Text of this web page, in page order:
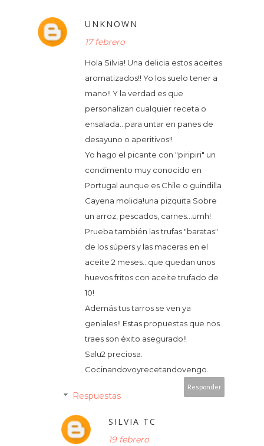
UNKNOWN
17 febrero
Hola Silvia! Una delicia estos aceites
aromatizados!! Yo los suelo tener a
mano!! Y la verdad es que
personalizan cualquier receta o
ensalada...para untar en panes de
desayuno o aperitivos!!
Yo hago el picante con "piripiri" un
condimento muy conocido en
Portugal aunque es Chile o guindilla
Cayena molida!una pizquita Sobre
un arroz, pescados, carnes...umh!
Prueba también las trufas "baratas"
de los súpers y las maceras en el
aceite 2 meses...que quedan unos
huevos fritos con aceite trufado de
10!
Además tus tarros se ven ya
geniales!! Estas propuestas que nos
traes son éxito asegurado!!
Salu2 preciosa.
Cocinandovoyrecetandovengo.
Responder
Respuestas
SILVIA TC
19 febrero